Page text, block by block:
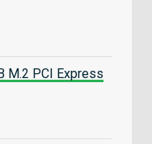
M.2 PCI Express